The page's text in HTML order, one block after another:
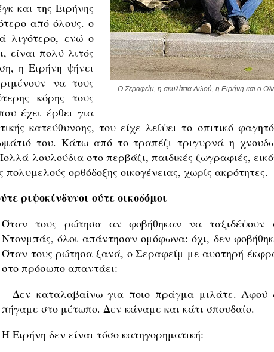
Ο Σεραφείμ, η σκυλίτσα Λιλού, η Ειρήνη και ο
και της Ειρήνης
από όλους. ο
λιγότερο, ενώ ο
είναι πολύ λιτός
η Ειρήνη ψήνει
να τους
κόρης τους
έχει έρθει για
κατεύθυνσης, του είχε λείψει το σπιτικό
του. Κάτω από το τραπέζι τριγυρνά η
λουλούδια στο περβάζι, παιδικές ζωγραφιές,
πολυμελούς ορθόδοξης οικογένειας, χωρίς ακρότητες.
ριψοκίνδυνοι ούτε οικοδόμοι
Όταν τους ρώτησα αν φοβήθηκαν να ταξιδέψουν
Ντονμπάς, όλοι απάντησαν ομόφωνα: όχι, δεν
Όταν τους ρώτησα ξανά, ο Σεραφείμ με αυστηρή
στο πρόσωπο απαντάει:
– Δεν καταλαβαίνω για ποιο πράγμα μιλάτε. Αφού
πήγαμε στο μέτωπο. Δεν κάναμε και κάτι σπουδαίο.
Η Ειρήνη δεν είναι τόσο κατηγορηματική: